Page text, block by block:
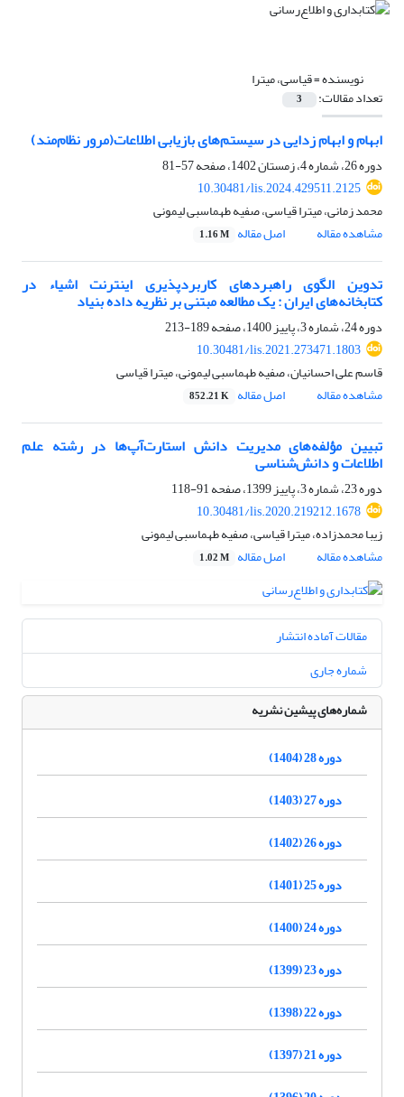
نویسنده =قیاسی، میترا
تعداد مقالات: 3
ابهام‌ و ابهام زدایی در سیستم‌های بازیابی اطلاعات(مرور نظام‌مند)
دوره 26، شماره 4، زمستان 1402، صفحه
57-81
10.30481/lis.2024.429511.2125
محمد زمانی، میترا قیاسی، صفیه طهماسبی لیمونی
مشاهده مقاله
اصل مقاله 1.16 M
تدوین الگوی راهبردهای کاربردپذیری اینترنت اشیاء در
کتابخانه‌های ایران : یک مطالعه مبتنی بر نظریه داده بنیاد
دوره 24، شماره 3، پاییز 1400، صفحه
189-213
10.30481/lis.2021.273471.1803
قاسم علی احسانیان، صفیه طهماسبی لیمونی، میترا قیاسی
مشاهده مقاله
اصل مقاله 852.21 K
تبیین مؤلفه‌های مدیریت دانش استارت‌آپ‌ها در رشته علم
اطلاعات و دانش‌شناسی
دوره 23، شماره 3، پاییز 1399، صفحه
91-118
10.30481/lis.2020.219212.1678
زیبا محمدزاده، میترا قیاسی، صفیه طهماسبی لیمونی
مشاهده مقاله
اصل مقاله 1.02 M
مقالات آماده انتشار
شماره جاری
شماره‌های پیشین نشریه
دوره 28 (1404)
دوره 27 (1403)
دوره 26 (1402)
دوره 25 (1401)
دوره 24 (1400)
دوره 23 (1399)
دوره 22 (1398)
دوره 21 (1397)